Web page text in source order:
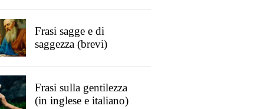
Frasi sagge e di
saggezza (brevi)
Frasi sulla gentilezza
(in inglese e italiano)